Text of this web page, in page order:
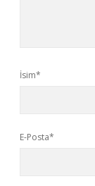
İsim*
E-Posta*